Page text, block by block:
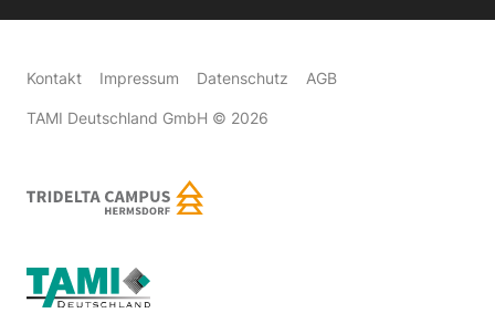
Kontakt Impressum Datenschutz AGB
TAMI Deutschland GmbH © 2026